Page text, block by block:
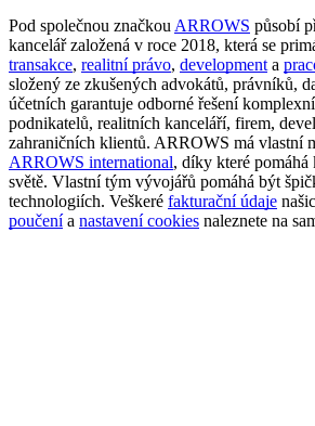
Pod společnou značkou ARROWS působí
kancelář založená v roce 2018, která se
transakce, realitní právo, development a
složený ze zkušených advokátů, právníků,
účetních garantuje odborné řešení
podnikatelů, realitních kanceláří, firem,
zahraničních klientů. ARROWS má vlastní
ARROWS international, díky které
světě. Vlastní tým vývojářů pomáhá být
technologiích. Veškeré fakturační údaje
poučenía nastavení cookies naleznete na